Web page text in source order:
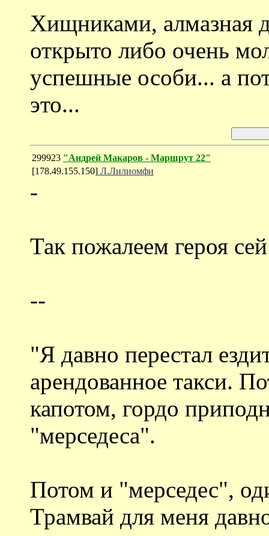
Хищниками, алмазная
открыто либо очень
успешные особи... а
это...
299923 "Андрей Макаров - Маршрут 22"
[178.49.155.150] Л.Лилиомфи
-
Так пожалеем героя
--
"Я давно перестал
арендованное такси.
капотом, гордо
"мерседеса".
Потом и "мерседес",
Трамвай для меня